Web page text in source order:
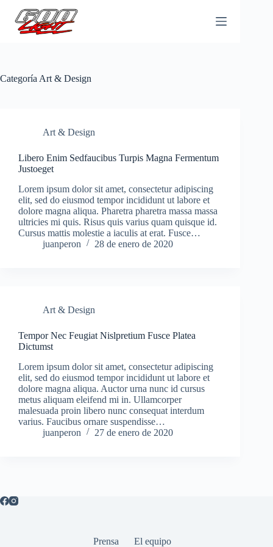
contenido
Categoría Art & Design
Art & Design
Libero Enim Sedfaucibus Turpis Magna Fermentum
Justoeget
Lorem ipsum dolor sit amet, consectetur adipiscing
elit, sed do eiusmod tempor incididunt ut labore et
dolore magna aliqua. Pharetra pharetra massa massa
ultricies mi quis. Risus quis varius quam quisque id.
Cursus mattis molestie a iaculis at erat. Fusce…
juanperon
28 de enero de 2020
Art & Design
Tempor Nec Feugiat Nislpretium Fusce Platea
Dictumst
Lorem ipsum dolor sit amet, consectetur adipiscing
elit, sed do eiusmod tempor incididunt ut labore et
dolore magna aliqua. Auctor urna nunc id cursus
metus aliquam eleifend mi in. Ullamcorper
malesuada proin libero nunc consequat interdum
varius. Faucibus ornare suspendisse…
juanperon
27 de enero de 2020
Prensa El equipo